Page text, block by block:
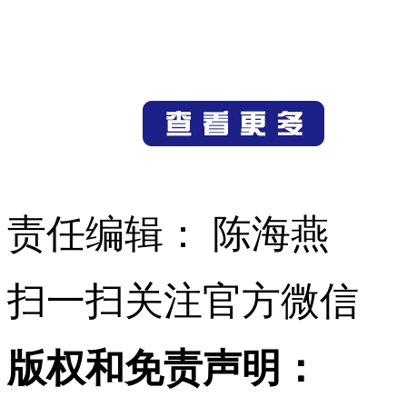
责任编辑： 陈海燕
扫一扫关注官方微信
版权和免责声明：